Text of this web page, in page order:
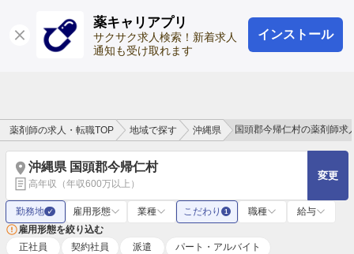
薬キャリアプリ
サクサク求人検索！新着求人
通知も受け取れます
インストール
ログイン 会員登録
薬剤師の求人・転職TOP 地域で探す 沖縄県 国頭郡今帰仁村の薬剤師求
沖縄県 国頭郡今帰仁村
高年収（年収600万以上）
変更
勤務地 ✓ 雇用形態 業種 こだわり 1 職種
給与
雇用形態を絞り込む
正社員
契約社員 派遣 パート・アルバイト